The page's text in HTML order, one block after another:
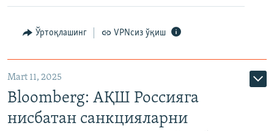
Ўртоқлашинг VPNсиз ўқиш
Mart 11, 2025
Bloomberg: АҚШ Россияга
нисбатан санкцияларни